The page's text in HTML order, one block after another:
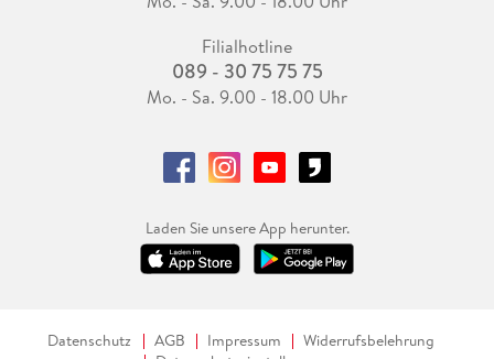
Filialhotline
089 - 30 75 75 75
Mo. - Sa. 9.00 - 18.00 Uhr
Laden Sie unsere App herunter.
Datenschutz AGB Impressum
Widerrufsbelehrung